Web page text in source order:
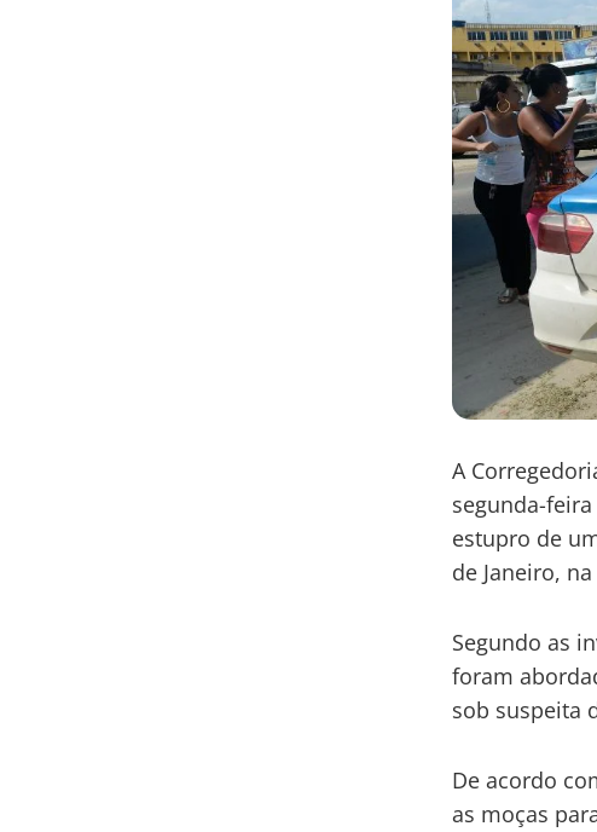
A
segunda-
estupro de
de Janeiro,
Segundo as
foram
sob suspeita
De acordo
as moças